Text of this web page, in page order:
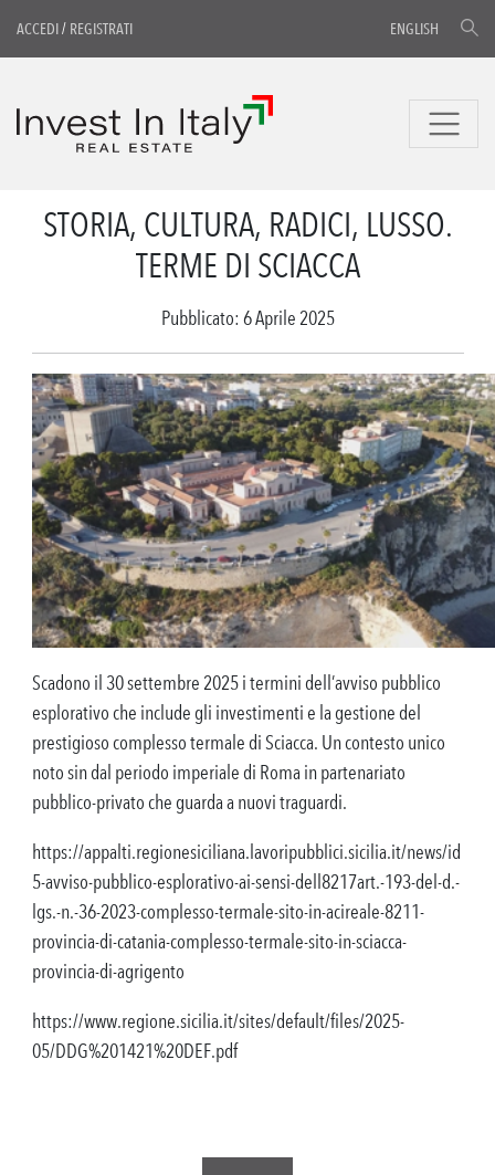
ACCEDI/ REGISTRATI ENGLISH
STORIA, CULTURA, RADICI, LUSSO.
TERME DI SCIACCA
Pubblicato: 6 Aprile 2025
Scadono il 30 settembre 2025 i termini dell’avviso pubblico
esplorativo che include gli investimenti e la gestione del
prestigioso complesso termale di Sciacca. Un contesto unico
noto sin dal periodo imperiale di Roma in partenariato
pubblico-privato che guarda a nuovi traguardi.
https://appalti.regionesiciliana.lavoripubblici.sicilia.it/news/id
5-avviso-pubblico-esplorativo-ai-sensi-dell8217art.-193-del-d.-
lgs.-n.-36-2023-complesso-termale-sito-in-acireale-8211-
provincia-di-catania-complesso-termale-sito-in-sciacca-
provincia-di-agrigento
https://www.regione.sicilia.it/sites/default/files/2025-
05/DDG%201421%20DEF.pdf